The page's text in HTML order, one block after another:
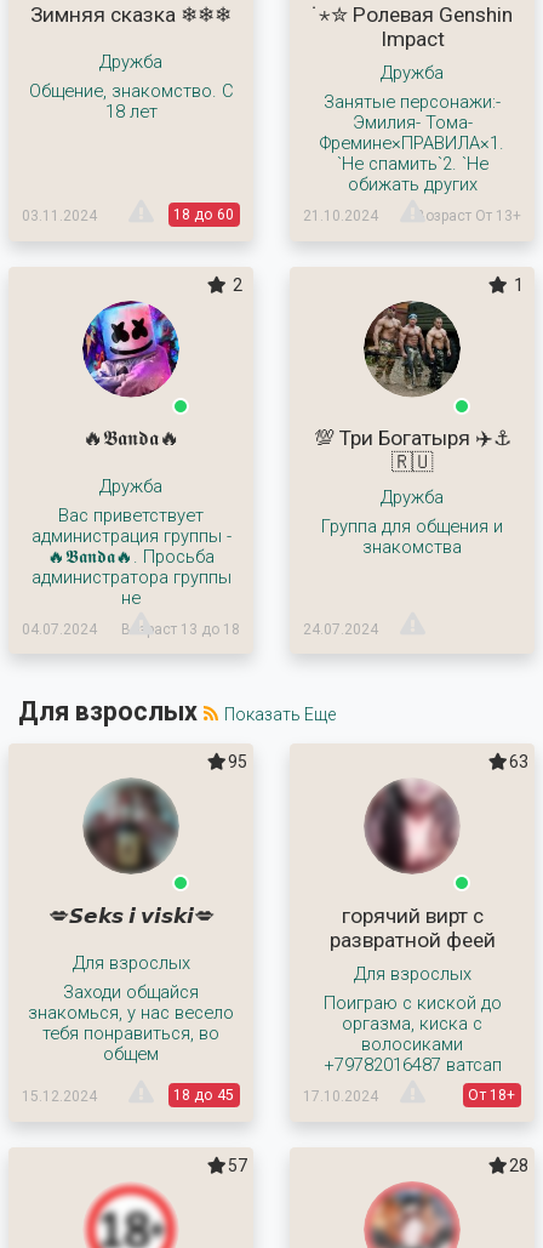
Зимняя сказка ❄❄❄
Дружба
Общение, знакомство. С
18 лет
03.11.2024 18 до 60
˙⋆✮ Ролевая Genshin
Impact
Дружба
Занятые персонажи:-
Эмилия- Тома-
Фремине×ПРАВИЛА×1.
`Не спамить`2. `Не
обижать других
21.10.2024 Возраст От 13+
2
🔥𝕭𝖆𝖓𝖉𝖆🔥
Дружба
Вас приветствует
администрация группы -
🔥𝕭𝖆𝖓𝖉𝖆🔥. Просьба
администратора группы
не
04.07.2024 Возраст 13 до 18
1
💯 Три Богатыря ✈️⚓
🇷🇺
Дружба
Группа для общения и
знакомства
24.07.2024
Для взрослых Показать Еще
95
💋𝙎𝙚𝙠𝙨 𝙞 𝙫𝙞𝙨𝙠𝙞💋
Для взрослых
Заходи общайся
знакомься, у нас весело
тебя понравиться, во
общем
15.12.2024 18 до 45
63
горячий вирт с
развратной феей
Для взрослых
Поиграю с киской до
оргазма, киска с
волосиками
+79782016487 ватсап
17.10.2024 От 18+
57 28